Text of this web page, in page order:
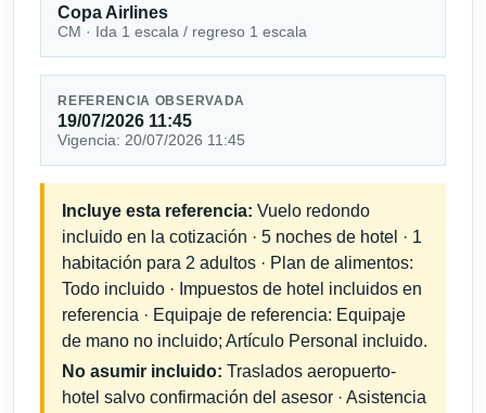
Copa Airlines
CM · Ida 1 escala / regreso 1 escala
REFERENCIA OBSERVADA
19/07/2026 11:45
Vigencia: 20/07/2026 11:45
Incluye esta referencia: Vuelo redondo
incluido en la cotización · 5 noches de hotel · 1
habitación para 2 adultos · Plan de alimentos:
Todo incluido · Impuestos de hotel incluidos en
referencia · Equipaje de referencia: Equipaje
de mano no incluido; Artículo Personal incluido.
No asumir incluido: Traslados aeropuerto-
hotel salvo confirmación del asesor · Asistencia